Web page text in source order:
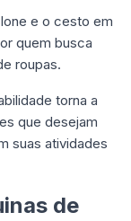
e o cesto em
quem busca
roupas.
torna a
que desejam
suas atividades
de